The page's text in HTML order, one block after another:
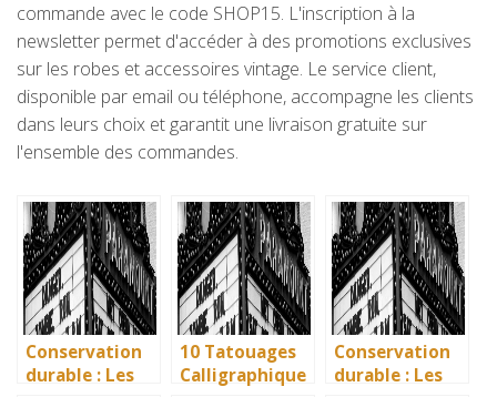
commande avec le code SHOP15. L'inscription à la
newsletter permet d'accéder à des promotions exclusives
sur les robes et accessoires vintage. Le service client,
disponible par email ou téléphone, accompagne les clients
dans leurs choix et garantit une livraison gratuite sur
l'ensemble des commandes.
Conservation
durable : Les
10 Tatouages
Calligraphique
Conservation
durable : Les